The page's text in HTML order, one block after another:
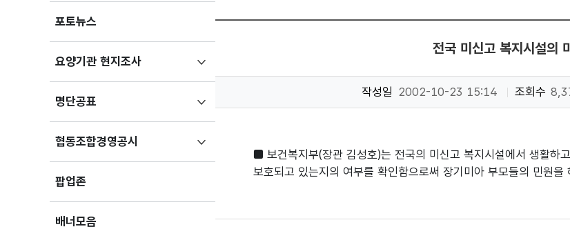
포토뉴스
요양기관 현지조사하위메뉴
펼치기
명단공표
펼치기
협동조합경영공시
펼치기
팝업존
배너모음
전국 미신고 복지시설의
작성일 2002-10-23 15:14 조회수
■ 보건복지부(장관 김성호)는 전국의 미신고 복지시설에서 생활하
보호되고 있는지의 여부를 확인함으로써 장기미아 부모들의 민원